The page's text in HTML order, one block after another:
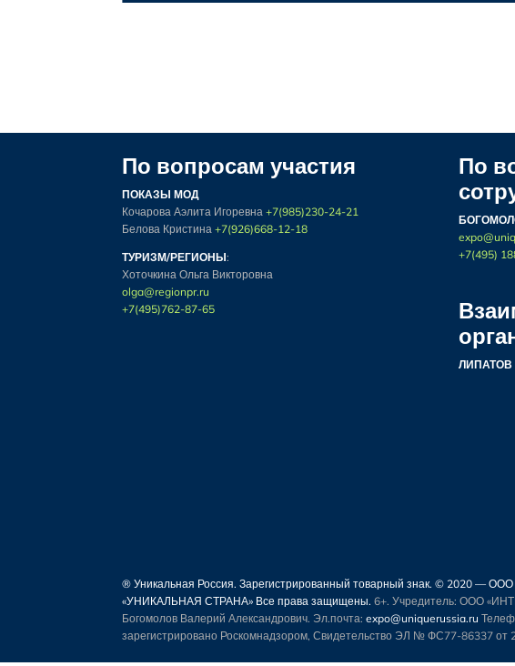
По вопросам участия
ПОКАЗЫ МОД
Кочарова Аэлита Игоревна+7(985)230-24-21
Белова Кристина+7(926)668-12-18
ТУРИЗМ/РЕГИОНЫ:
Хоточкина Ольга Викторовна
olga@regionpr.ru
+7(495)762-87-65
По
+7(495)
® Уникальная Россия. Зарегистрированный товарный знак. © 2020 —
«УНИКАЛЬНАЯ СТРАНА» Все права защищены. 6+. Учредитель: ООО
Богомолов Валерий Александрович. Эл.почта:expo@uniquerussia.ru
зарегистрировано Роскомнадзором, Свидетельство ЭЛ № ФС77-86337 от